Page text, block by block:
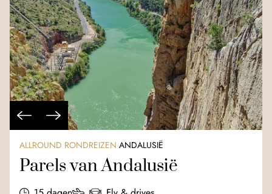
ALLROUND RONDREIZEN ANDALUSIË
Parels van Andalusië